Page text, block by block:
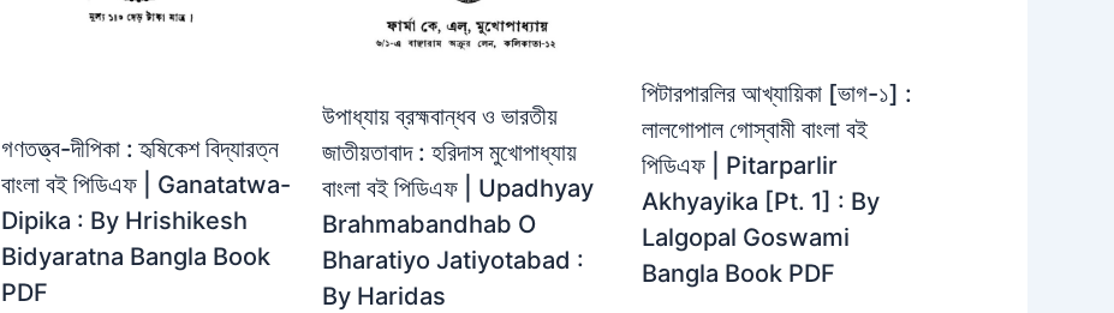
গণতত্ত্ব-দীপিকা : হৃষিকেশ বিদ্যারত্ন
বাংলা বই পিডিএফ | Ganatatwa-
Dipika : By Hrishikesh
Bidyaratna Bangla Book
PDF
উপাধ্যায় ব্রহ্মবান্ধব ও ভারতীয়
জাতীয়তাবাদ : হরিদাস মুখোপাধ্যায়
বাংলা বই পিডিএফ | Upadhyay
Brahmabandhab O
Bharatiyo Jatiyotabad :
By Haridas
পিটারপারলির আখ্যায়িকা [ভাগ-১] :
লালগোপাল গোস্বামী বাংলা বই
পিডিএফ | Pitarparlir
Akhyayika [Pt. 1] : By
Lalgopal Goswami
Bangla Book PDF